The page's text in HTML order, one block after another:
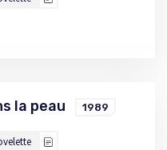
la peau 1989